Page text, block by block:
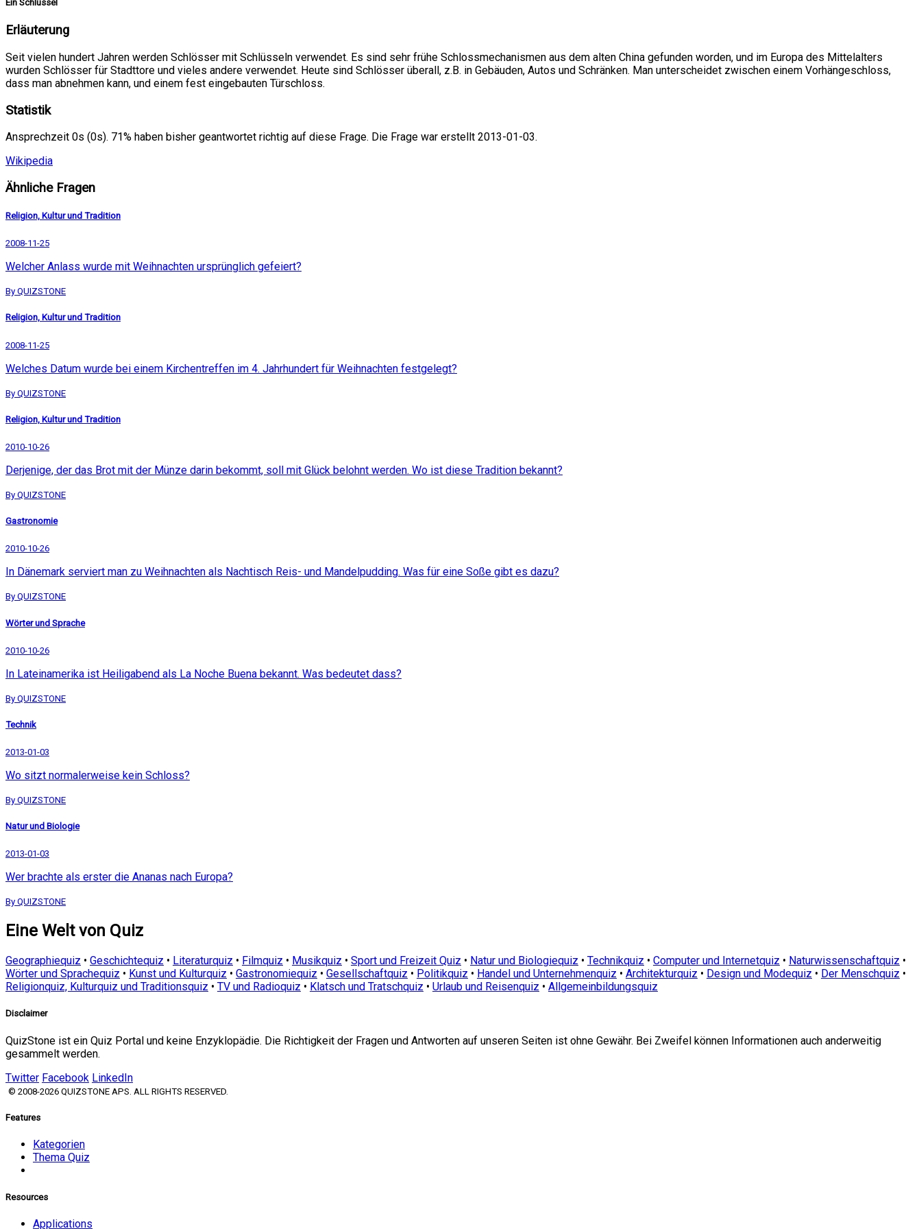
Ein Schlüssel
Erläuterung
Seit vielen hundert Jahren werden Schlösser mit Schlüsseln verwendet. Es sind sehr frühe Schlossmechanismen aus dem alten China gefunden worden, und im Europa des Mittelalters
wurden Schlösser für Stadttore und vieles andere verwendet. Heute sind Schlösser überall, z.B. in Gebäuden, Autos und Schränken. Man unterscheidet zwischen einem Vorhängeschloss,
dass man abnehmen kann, und einem fest eingebauten Türschloss.
Statistik
Ansprechzeit 0s (0s). 71% haben bisher geantwortet richtig auf diese Frage. Die Frage war erstellt 2013-01-03.
Wikipedia
Ähnliche Fragen
Religion, Kultur und Tradition
2008-11-25
Welcher Anlass wurde mit Weihnachten ursprünglich gefeiert?
By QUIZSTONE
Religion, Kultur und Tradition
2008-11-25
Welches Datum wurde bei einem Kirchentreffen im 4. Jahrhundert für Weihnachten festgelegt?
By QUIZSTONE
Religion, Kultur und Tradition
2010-10-26
Derjenige, der das Brot mit der Münze darin bekommt, soll mit Glück belohnt werden. Wo ist diese Tradition bekannt?
By QUIZSTONE
Gastronomie
2010-10-26
In Dänemark serviert man zu Weihnachten als Nachtisch Reis- und Mandelpudding. Was für eine Soße gibt es dazu?
By QUIZSTONE
Wörter und Sprache
2010-10-26
In Lateinamerika ist Heiligabend als La Noche Buena bekannt. Was bedeutet dass?
By QUIZSTONE
Technik
2013-01-03
Wo sitzt normalerweise kein Schloss?
By QUIZSTONE
Natur und Biologie
2013-01-03
Wer brachte als erster die Ananas nach Europa?
By QUIZSTONE
Eine Welt von Quiz
Geographiequiz • Geschichtequiz • Literaturquiz • Filmquiz • Musikquiz • Sport und Freizeit Quiz • Natur und Biologiequiz • Technikquiz • Computer und Internetquiz • Naturwissenschaftquiz •
Wörter und Sprachequiz • Kunst und Kulturquiz • Gastronomiequiz • Gesellschaftquiz • Politikquiz • Handel und Unternehmenquiz • Architekturquiz • Design und Modequiz • Der Menschquiz •
Religionquiz, Kulturquiz und Traditionsquiz • TV und Radioquiz • Klatsch und Tratschquiz • Urlaub und Reisenquiz • Allgemeinbildungsquiz
Disclaimer
QuizStone ist ein Quiz Portal und keine Enzyklopädie. Die Richtigkeit der Fragen und Antworten auf unseren Seiten ist ohne Gewähr. Bei Zweifel können Informationen auch anderweitig
gesammelt werden.
Twitter Facebook LinkedIn
© 2008-2026 QUIZSTONE APS. ALL RIGHTS RESERVED.
Features
Kategorien
Thema Quiz
Resources
Applications